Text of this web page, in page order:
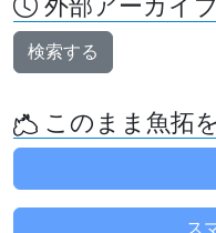
外部アーカイ
検索する
このまま魚拓